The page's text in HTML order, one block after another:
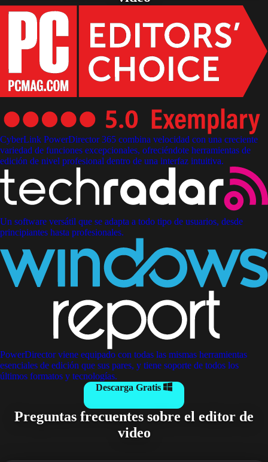
CyberLink PowerDirector 365 combina velocidad con una creciente
variedad de funciones excepcionales, ofreciéndote herramientas de
edición de nivel profesional dentro de una interfaz intuitiva.
Un software versátil que se adapta a todo tipo de usuarios, desde
principiantes hasta profesionales.
PowerDirector viene equipado con todas las mismas herramientas
esenciales de edición que sus pares, y tiene soporte de todos los
últimos formatos y tecnologías.
Descarga Gratis
Preguntas frecuentes sobre el editor de
video